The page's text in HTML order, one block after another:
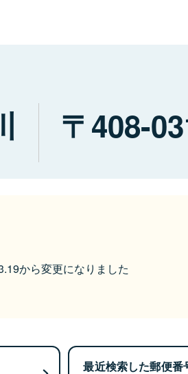
408-
から変更になりました
最近検索した郵便番